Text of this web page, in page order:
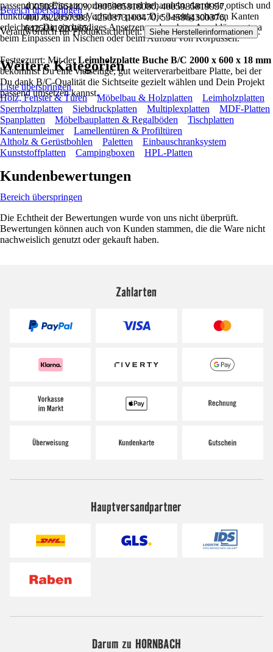
4005087661409, 4005985818080, 4005985819957,
4007622057388, 4250373100470, 5945864300376,
6425041220165
passend zum Einsatz vorbereiten und behandeln, damit sie optisch und
funktional zu Deinem Vorhaben passt. Die 3-seitig scharfen Kanten
erleichtern Dir ein bündiges Ansetzen und saubere Anschlüsse, etwa
beim Einpassen in Nischen oder beim Aufbau von Korpussen.
Festgezurrt: Mit derLeimholzplatte Buche B/C 2000 x 600 x 18 mm
bekommst Du eine vielseitige, gut weiterverarbeitbare Platte, bei der
Du dank B/C-Qualität die Sichtseite gezielt wählen und Dein Projekt
passend umsetzen kannst.
Bereich überspringen
Verantwortlich für Produktsicherheit: Siehe Herstellerinformationen .
Weitere Kategorien
Liste überspringen
Holz, Fenster & Türen
Möbelbau & Holzplatten
Leimholzplatten
Sperrholzplatten
Siebdruckplatten Multiplexplatten
MDF-Platten
Spanplatten
Möbelbauplatten & Regalböden
Tischplatten
Kantenumleimer
Lamellentüren & Profiltüren
Altholz & Gerüstbohlen
Paletten
Einbauschranksystem
Kunststoffplatten
Campingboxen HPL-Platten
Kundenbewertungen
Bereich überspringen
Die Echtheit der Bewertungen wurde von uns nicht überprüft.
Bewertungen können auch von Kunden stammen, die die Ware nicht
nachweislich genutzt oder gekauft haben.
Zahlarten
Hauptversandpartner
Darum zu HORNBACH